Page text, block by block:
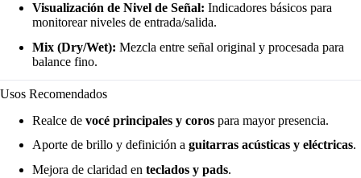
Visualización de Nivel de Señal: Indicadores básicos para
monitorear niveles de entrada/salida.
Mix (Dry/Wet): Mezcla entre señal original y procesada para
balance fino.
Usos Recomendados
Realce de vocé principales y coros para mayor presencia.
Aporte de brillo y definición a guitarras acústicas y eléctricas.
Mejora de claridad en teclados y pads.